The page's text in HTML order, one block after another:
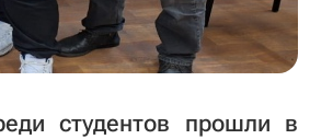
студентов прошли в